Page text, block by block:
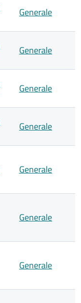
Generale
Generale
Generale
Generale
Generale
Generale
Generale